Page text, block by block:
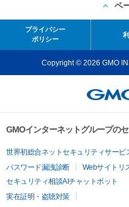
ペ
プライバシー
ポリシー
Copyright © 2026 GMO
GMOインターネットグループの
世界初総合ネットセキュリティサービ
パスワード漏洩診断
Webサイトリ
セキュリティ相談AIチャットボット
実在証明・盗聴対策